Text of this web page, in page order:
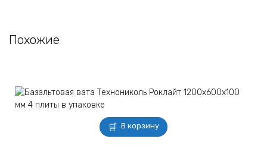
Похожие
В корзину